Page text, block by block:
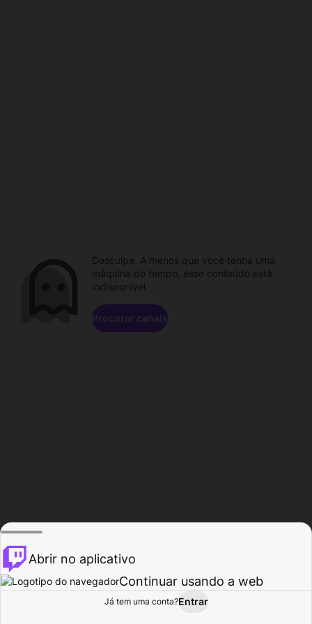
Procurar Atividade
Desculpe. A menos que você tenha uma
máquina do tempo, esse conteúdo está
indisponível.
Procurar canais
Abrir no aplicativo
Continuar usando a web
Já tem uma conta?Entrar